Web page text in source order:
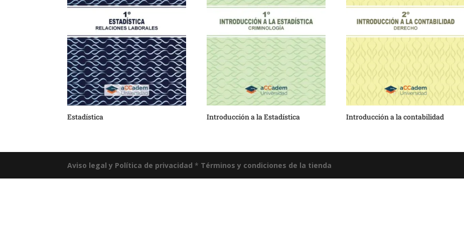
Estadística Introducción a la Estadística Introducción a la contabilidad
Aviso legal y Política de privacidad * Términos y condiciones de la tienda